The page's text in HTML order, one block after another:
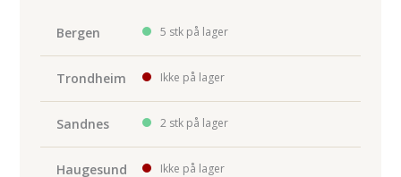
grønn)
Bergen 5 stk på lager
Trondheim Ikke på lager
Sandnes 2 stk på lager
Haugesund Ikke på lager